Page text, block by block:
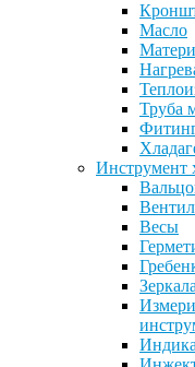
Масло
Труба
Инструмент
Весы